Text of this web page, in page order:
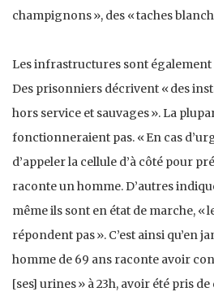
champignons », des « taches
Les infrastructures sont
Des prisonniers décrivent « des
hors service et sauvages ». La
fonctionneraient pas. « En cas
d’appeler la cellule d’à côté pour
raconte un homme. D’autres
même ils sont en état de marche, «
répondent pas ». C’est ainsi qu’en
homme de 69 ans raconte avoir
[ses] urines » à 23h, avoir été pris